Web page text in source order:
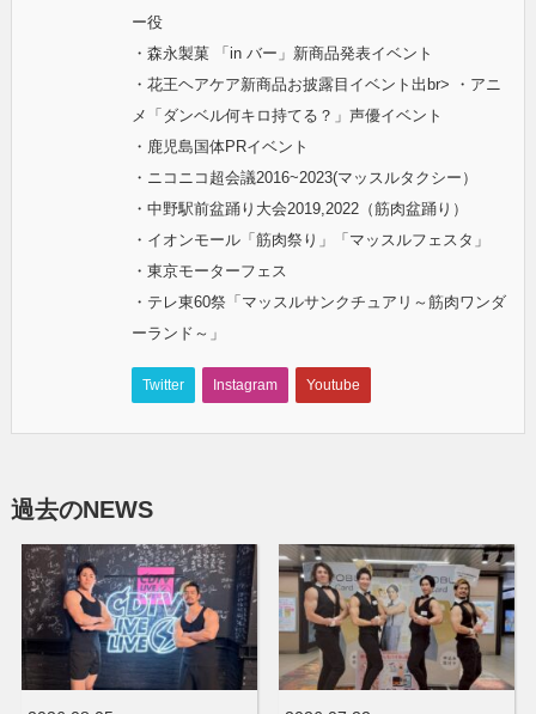
ー役
・森永製菓 「in バー」新商品発表イベント
・花王ヘアケア新商品お披露目イベント出br> ・アニ
メ「ダンベル何キロ持てる？」声優イベント
・鹿児島国体PRイベント
・ニコニコ超会議2016~2023(マッスルタクシー）
・中野駅前盆踊り大会2019,2022（筋肉盆踊り）
・イオンモール「筋肉祭り」「マッスルフェスタ」
・東京モーターフェス
・テレ東60祭「マッスルサンクチュアリ～筋肉ワンダ
ーランド～」
Twitter Instagram Youtube
過去のNEWS